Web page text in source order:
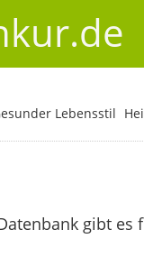
Lebensstil
gibt es